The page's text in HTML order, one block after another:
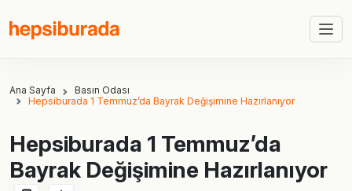
Ana Sayfa
Basın Odası
Hepsiburada 1 Temmuz’da Bayrak Değişimine Hazırlanıyor
Hepsiburada 1 Temmuz’da
Bayrak Değişimine Hazırlanıyor